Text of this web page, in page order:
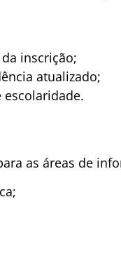
da inscrição;
atualizado;
as áreas de